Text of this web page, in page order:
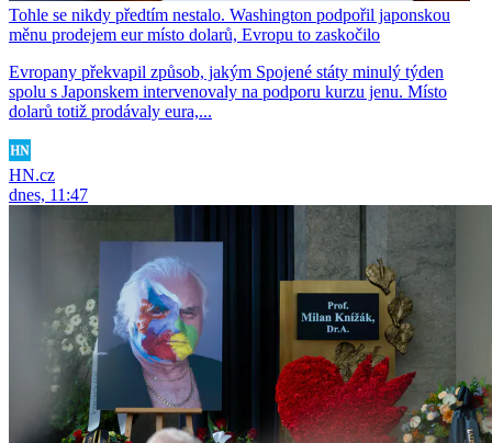
Tohle se nikdy předtím nestalo. Washington podpořil japonskou
měnu prodejem eur místo dolarů, Evropu to zaskočilo
Evropany překvapil způsob, jakým Spojené státy minulý týden
spolu s Japonskem intervenovaly na podporu kurzu jenu. Místo
dolarů totiž prodávaly eura,...
HN.cz
dnes, 11:47